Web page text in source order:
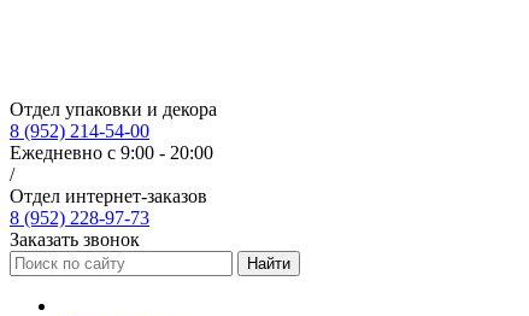
Отдел упаковки и декора
8 (952) 214-54-00
Ежедневно с 9:00 - 20:00
/
Отдел интернет-заказов
8 (952) 228-97-73
Заказать звонок
Найти